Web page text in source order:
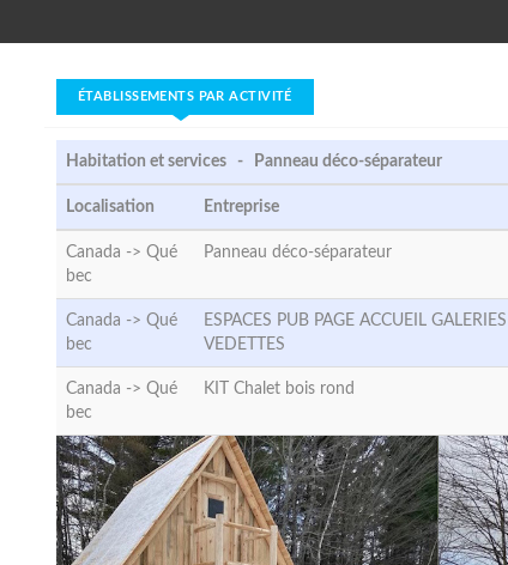
ÉTABLISSEMENTS PAR ACTIVITÉ
Habitation et services - Panneau déco-séparateur
Localisation Entreprise
Canada -> Qué
bec
Panneau déco-séparateur
Canada -> Qué
bec
ESPACES PUB PAGE ACCUEIL GALERIES
VEDETTES
Canada -> Qué
bec
KIT Chalet bois rond